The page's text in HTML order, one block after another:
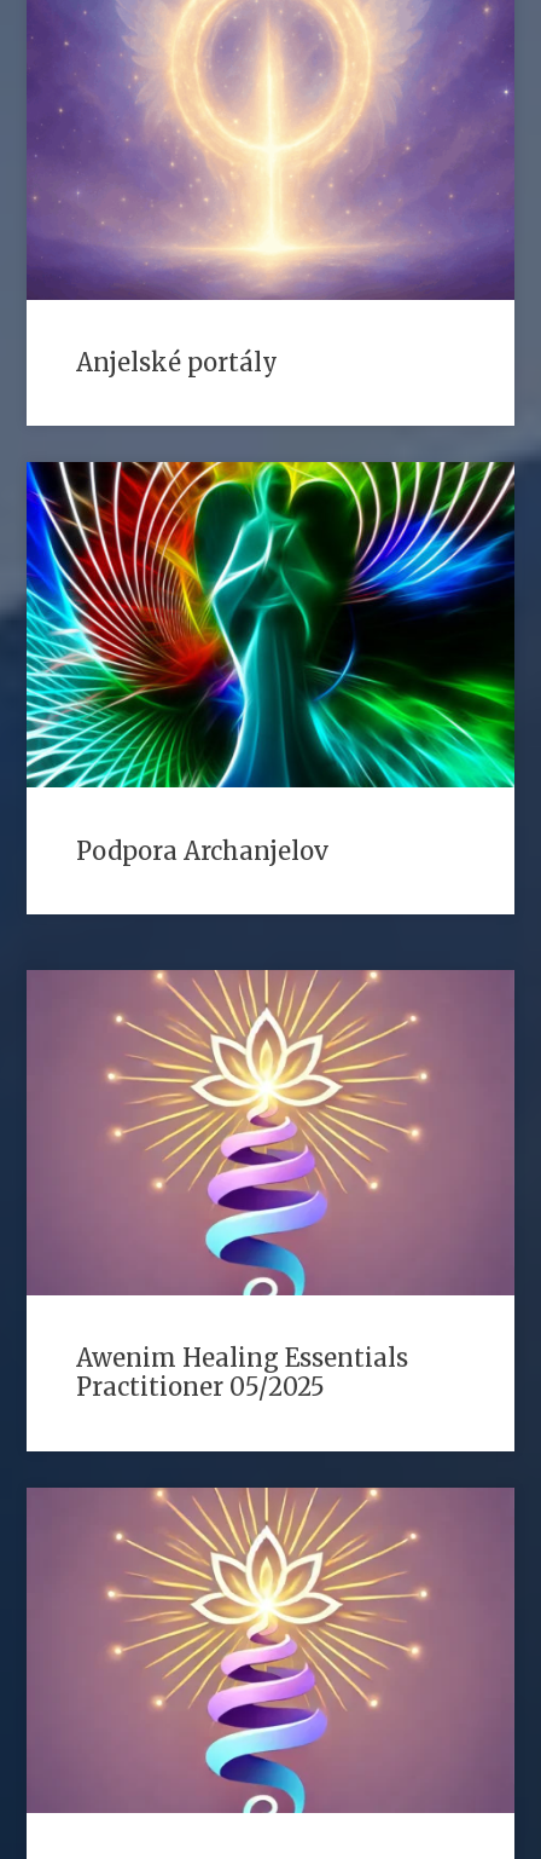
Anjelské portály
Podpora Archanjelov
Awenim Healing Essentials
Practitioner 05/2025